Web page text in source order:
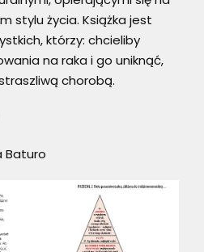
stylu życia. Książka jest
którzy: chcieliby
na raka i go uniknąć,
chorobą.
Baturo